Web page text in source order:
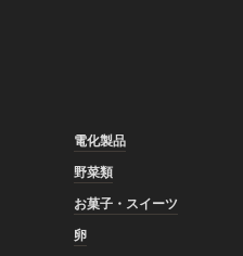
電化製品
野菜類
お菓子・スイーツ
卵